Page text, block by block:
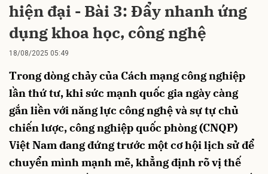
hiện đại - Bài 3: Đẩy nhanh ứng
dụng khoa học, công nghệ
18/08/2025 05:49
Trong dòng chảy của Cách mạng công nghiệp
lần thứ tư, khi sức mạnh quốc gia ngày càng
gắn liền với năng lực công nghệ và sự tự chủ
chiến lược, công nghiệp quốc phòng (CNQP)
Việt Nam đang đứng trước một cơ hội lịch sử để
chuyển mình mạnh mẽ, khẳng định rõ vị thế